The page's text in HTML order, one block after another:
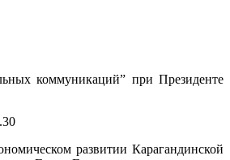
коммуникаций” при Президенте
развитии Карагандинской